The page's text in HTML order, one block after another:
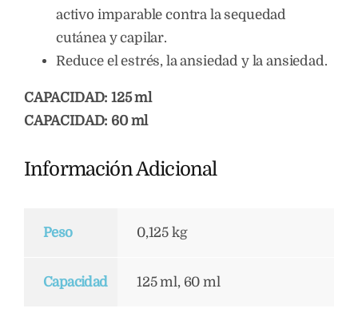
activo imparable contra la sequedad
cutánea y capilar.
Reduce el estrés, la ansiedad y la ansiedad.
CAPACIDAD: 125 ml
CAPACIDAD: 60 ml
Información Adicional
Peso 0,125 kg
Capacidad 125 ml, 60 ml